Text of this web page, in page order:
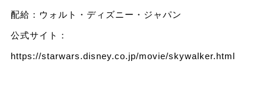
配給：ウォルト・ディズニー・ジャパン
公式サイト：
https://starwars.disney.co.jp/movie/skywalker.html